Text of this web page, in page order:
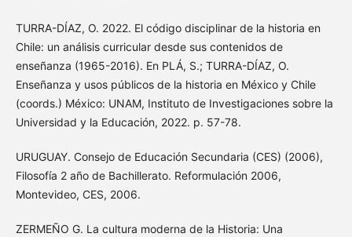
TURRA-DÍAZ, O. 2022. El código disciplinar de la historia en
Chile: un análisis curricular desde sus contenidos de
enseñanza (1965-2016). En PLÁ, S.; TURRA-DÍAZ, O.
Enseñanza y usos públicos de la historia en México y Chile
(coords.) México: UNAM, Instituto de Investigaciones sobre la
Universidad y la Educación, 2022. p. 57-78.
URUGUAY. Consejo de Educación Secundaria (CES) (2006),
Filosofía 2 año de Bachillerato. Reformulación 2006,
Montevideo, CES, 2006.
ZERMEÑO G. La cultura moderna de la Historia: Una